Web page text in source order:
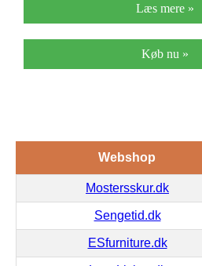
Læs mere »
Køb nu »
Webshop
Mostersskur.dk
Sengetid.dk
ESfurniture.dk